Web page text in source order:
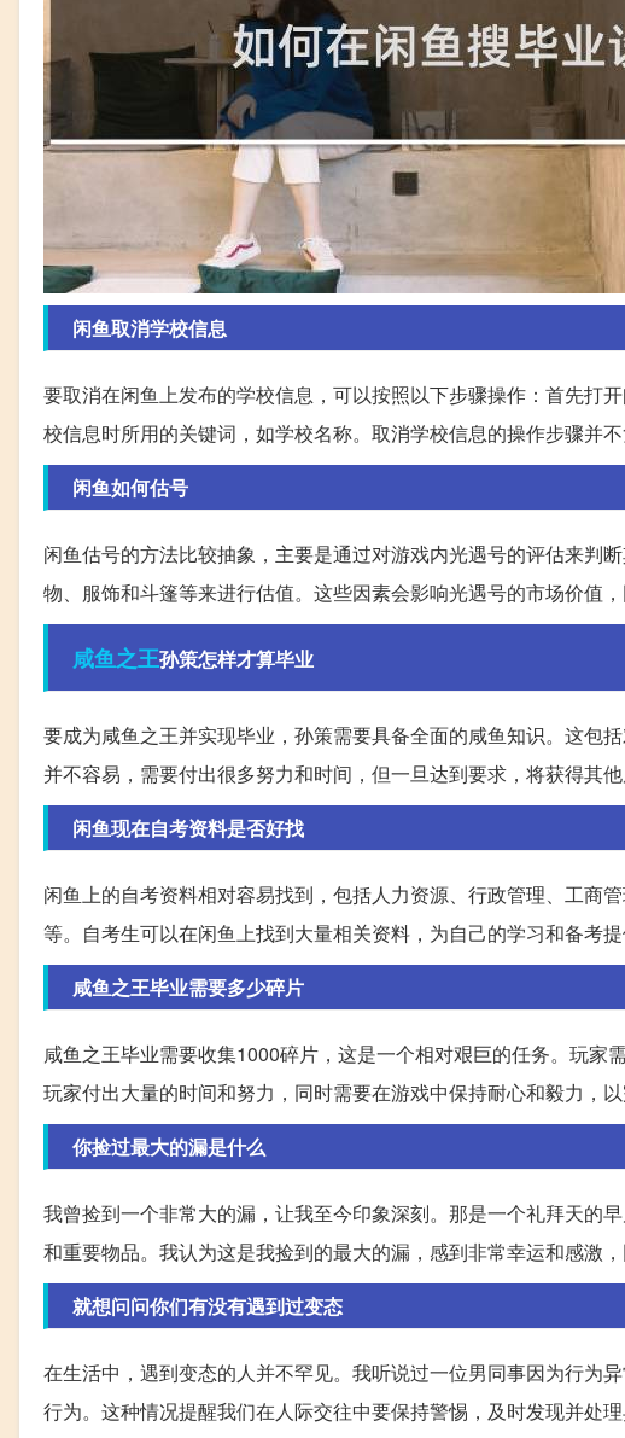
闲鱼取消学校信息
要取消在闲鱼上发布的学校信息，可以按照以下步骤操作：首先打
校信息时所用的关键词，如学校名称。取消学校信息的操作步骤并
闲鱼如何估号
闲鱼估号的方法比较抽象，主要是通过对游戏内光遇号的评估来判
物、服饰和斗篷等来进行估值。这些因素会影响光遇号的市场价值
咸鱼之王孙策怎样才算毕业
要成为咸鱼之王并实现毕业，孙策需要具备全面的咸鱼知识。这包
并不容易，需要付出很多努力和时间，但一旦达到要求，将获得其他
闲鱼现在自考资料是否好找
闲鱼上的自考资料相对容易找到，包括人力资源、行政管理、工商
等。自考生可以在闲鱼上找到大量相关资料，为自己的学习和备考
咸鱼之王毕业需要多少碎片
咸鱼之王毕业需要收集1000碎片，这是一个相对艰巨的任务。玩
玩家付出大量的时间和努力，同时需要在游戏中保持耐心和毅力，以
你捡过最大的漏是什么
我曾捡到一个非常大的漏，让我至今印象深刻。那是一个礼拜天的
和重要物品。我认为这是我捡到的最大的漏，感到非常幸运和感激
就想问问你们有没有遇到过变态
在生活中，遇到变态的人并不罕见。我听说过一位男同事因为行为
行为。这种情况提醒我们在人际交往中要保持警惕，及时发现并处理